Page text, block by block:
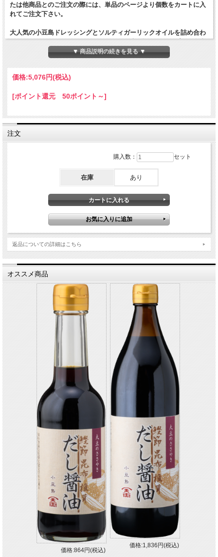
たは他商品とのご注文の際には、単品のページより個数をカートに入
れてご注文下さい。
大人気の小豆島ドレッシングとソルティガーリックオイルを詰め合わ
せにしました！！パンやサラダに・・・と大好評の２トップが、食卓
を笑顔にしてくれる事間違いなしです♪
【小豆島ドレッシング】
野菜にかけてドレッシングや、パスタに最高です。普通ににんにくを食べたよう
に、香りが残らないのが人気の理由。
ガーリックオイルにハーブソルトを入れて、振って使えば、サラダによし、パンに
内容量
ソルティガーリックオイル９８グラム×２本
小豆島ドレッシング 製造日より６ヶ月
ソルティガーリックオイル 製造日より１年
特定アレルギー表示
大豆、小麦を含む
▼ 商品説明の続きを見る ▼
価格:5,076円(税込)
[ポイント還元 50ポイント～]
注文
購入数： セット
在庫 あり
返品についての詳細はこちら
オススメ商品
価格:864円(税込)
価格:1,836円(税込)